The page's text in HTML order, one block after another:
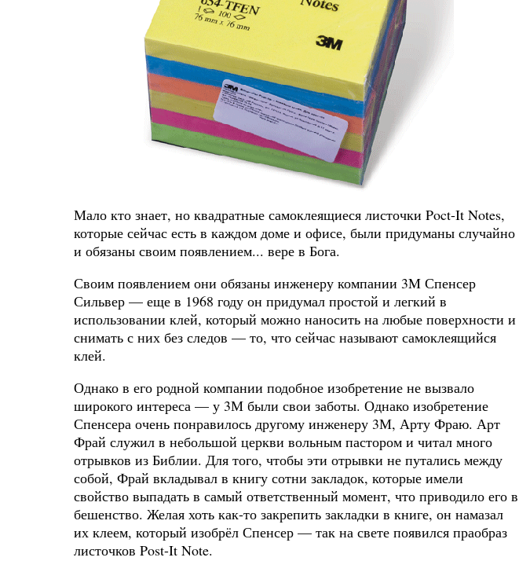
Мало кто знает, но квадратные самоклеящиеся листочки Poct-It Notes,
которые сейчас есть в каждом доме и офисе, были придуманы случайно
и обязаны своим появлением... вере в Бога.
Своим появлением они обязаны инженеру компании 3M Спенсер
Сильвер — еще в 1968 году он придумал простой и легкий в
использовании клей, который можно наносить на любые поверхности и
снимать с них без следов — то, что сейчас называют самоклеящийся
клей.
Однако в его родной компании подобное изобретение не вызвало
широкого интереса — у 3М были свои заботы. Однако изобретение
Спенсера очень понравилось другому инженеру 3М, Арту Фраю. Арт
Фрай служил в небольшой церкви вольным пастором и читал много
отрывков из Библии. Для того, чтобы эти отрывки не путались между
собой, Фрай вкладывал в книгу сотни закладок, которые имели
свойство выпадать в самый ответственный момент, что приводило его в
бешенство. Желая хоть как-то закрепить закладки в книге, он намазал
их клеем, который изобрёл Спенсер — так на свете появился праобраз
листочков Post-It Note.